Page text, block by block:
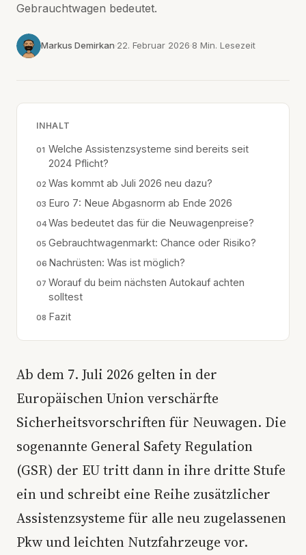
Gebrauchtwagen bedeutet.
Markus Demirkan 22. Februar 2026 8 Min. Lesezeit
INHALT
Welche Assistenzsysteme sind bereits seit
2024 Pflicht?
Was kommt ab Juli 2026 neu dazu?
Euro 7: Neue Abgasnorm ab Ende 2026
Was bedeutet das für die Neuwagenpreise?
Gebrauchtwagenmarkt: Chance oder Risiko?
Nachrüsten: Was ist möglich?
Worauf du beim nächsten Autokauf achten
solltest
Fazit
Ab dem 7. Juli 2026 gelten in der
Europäischen Union verschärfte
Sicherheitsvorschriften für Neuwagen. Die
sogenannte General Safety Regulation
(GSR) der EU tritt dann in ihre dritte Stufe
ein und schreibt eine Reihe zusätzlicher
Assistenzsysteme für alle neu zugelassenen
Pkw und leichten Nutzfahrzeuge vor.